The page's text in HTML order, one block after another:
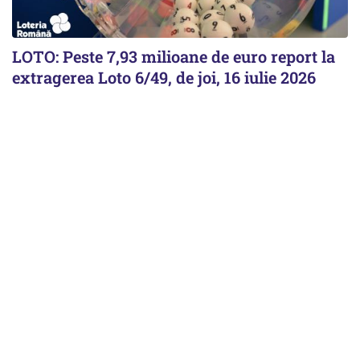
LOTO: Peste 7,93 milioane de euro report la
extragerea Loto 6/49, de joi, 16 iulie 2026